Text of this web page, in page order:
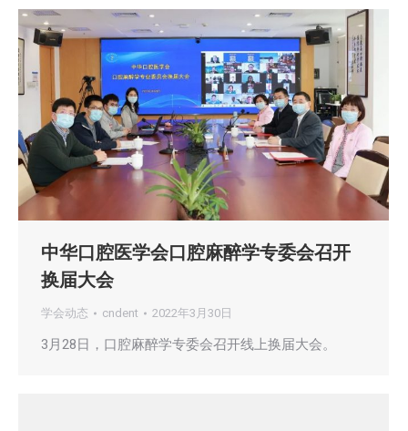
中华口腔医学会口腔麻醉学专委会召开
换届大会
学会动态 cndent 2022年3月30日
3月28日，口腔麻醉学专委会召开线上换届大会。